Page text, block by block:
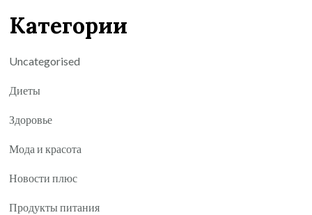
Категории
Uncategorised
Диеты
Здоровье
Мода и красота
Новости плюс
Продукты питания